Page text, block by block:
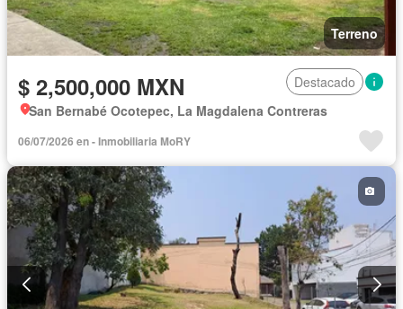
Terreno
$ 2,500,000 MXN
Destacado
San Bernabé Ocotepec, La Magdalena Contreras
06/07/2026 en - Inmobiliaria MoRY